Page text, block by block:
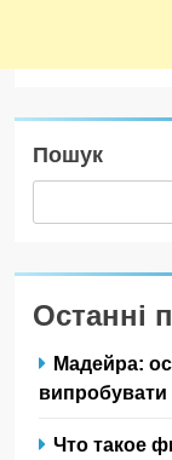
Пошук
Останні
Мадейра:
випробувати
Что такое